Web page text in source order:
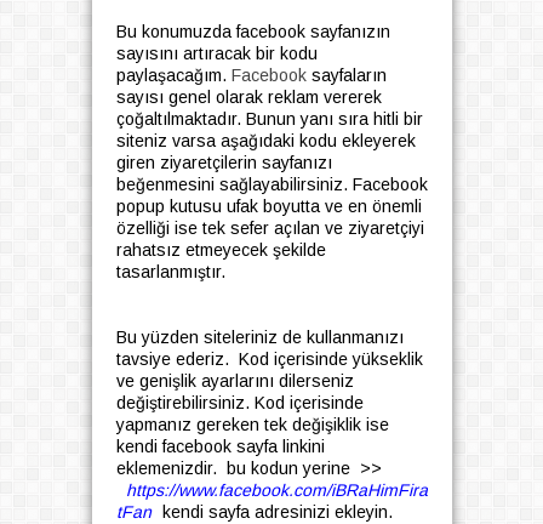
Bu konumuzda facebook sayfanızın
sayısını artıracak bir kodu
paylaşacağım. Facebooksayfaların
sayısı genel olarak reklam vererek
çoğaltılmaktadır. Bunun yanı sıra hitli bir
siteniz varsa aşağıdaki kodu ekleyerek
giren ziyaretçilerin sayfanızı
beğenmesini sağlayabilirsiniz. Facebook
popup kutusu ufak boyutta ve en önemli
özelliği ise tek sefer açılan ve ziyaretçiyi
rahatsız etmeyecek şekilde
tasarlanmıştır.
Bu yüzden siteleriniz de kullanmanızı
tavsiye ederiz. Kod içerisinde yükseklik
ve genişlik ayarlarını dilerseniz
değiştirebilirsiniz. Kod içerisinde
yapmanız gereken tek değişiklik ise
kendi facebook sayfa linkini
eklemenizdir. bu kodun yerine >>
https://www.facebook.com/iBRaHimFira
tFan
kendi sayfa adresinizi ekleyin.